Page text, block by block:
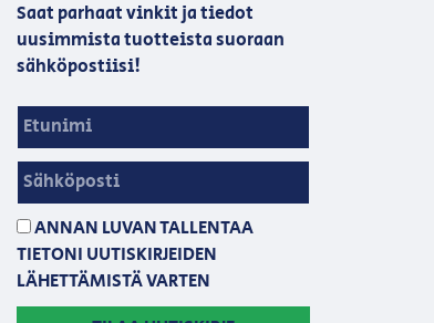
Saat parhaat vinkit ja tiedot
uusimmista tuotteista suoraan
sähköpostiisi!
ANNAN LUVAN TALLENTAA
TIETONI UUTISKIRJEIDEN
LÄHETTÄMISTÄ VARTEN